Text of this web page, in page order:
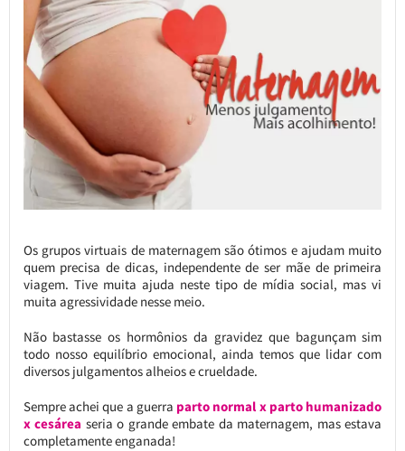
Os grupos virtuais de maternagem são ótimos e ajudam muito
quem precisa de dicas, independente de ser mãe de primeira
viagem. Tive muita ajuda neste tipo de mídia social, mas vi
muita agressividade nesse meio.
Não bastasse os hormônios da gravidez que bagunçam sim
todo nosso equilíbrio emocional, ainda temos que lidar com
diversos julgamentos alheios e crueldade.
Sempre achei que a guerra parto normal x parto humanizado
x cesárea seria o grande embate da maternagem, mas estava
completamente enganada!